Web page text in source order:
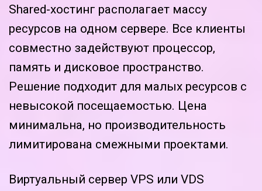
Shared-хостинг располагает массу
ресурсов на одном сервере. Все клиенты
совместно задействуют процессор,
память и дисковое пространство.
Решение подходит для малых ресурсов с
невысокой посещаемостью. Цена
минимальна, но производительность
лимитирована смежными проектами.
Виртуальный сервер VPS или VDS